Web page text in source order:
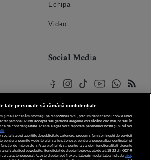
Echipa
Video
Social Media
© 2026 Internet Corp SRL
Toate drepturile rezervate
tale personale să rămână confidențiale
și/sau accesăm informații pe dispozitivul dvs., precum identificatorii cookie unici
personal. Puteți accepta sau gestiona alegerile dvs. făcând clic mai jos sau în
de confidențialitate. Aceste alegeri vor fi raportate partenerilor noștri și nu vă vor
socializare si agentiile de publicitate partenere, precum si furnizorii nostri de servicii
pentru a permite website-ului sa functioneze, pentru a personaliza continutul si
de interesele si/sau profilul dvs., pentru a va oferi functionalitati aferente
analiza traficul pe website. Beneficiati de drepturile prevazute de art. 15-22 din GDPR
cu caracter personal. Aceste drepturi pot fi exercitate prin modalitatea indicata aici